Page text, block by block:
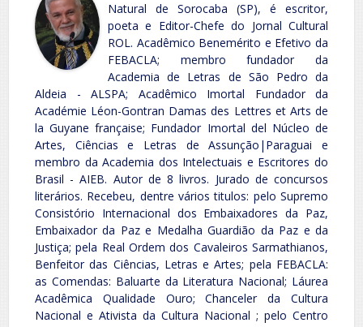
Natural de Sorocaba (SP), é escritor,
poeta e Editor-Chefe do Jornal Cultural
ROL. Acadêmico Benemérito e Efetivo da
FEBACLA; membro fundador da
Academia de Letras de São Pedro da
Aldeia - ALSPA; Acadêmico Imortal Fundador da
Académie Léon-Gontran Damas des Lettres et Arts de
la Guyane française; Fundador Imortal del Núcleo de
Artes, Ciências e Letras de Assunção|Paraguai e
membro da Academia dos Intelectuais e Escritores do
Brasil - AIEB. Autor de 8 livros. Jurado de concursos
literários. Recebeu, dentre vários titulos: pelo Supremo
Consistório Internacional dos Embaixadores da Paz,
Embaixador da Paz e Medalha Guardião da Paz e da
Justiça; pela Real Ordem dos Cavaleiros Sarmathianos,
Benfeitor das Ciências, Letras e Artes; pela FEBACLA:
as Comendas: Baluarte da Literatura Nacional; Láurea
Acadêmica Qualidade Ouro; Chanceler da Cultura
Nacional e Ativista da Cultura Nacional ; pelo Centro